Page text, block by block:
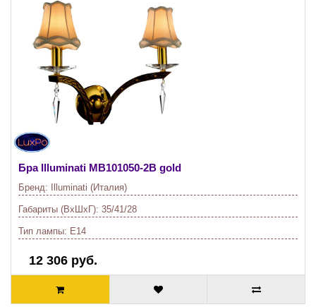
Бра Illuminati MB101050-2B gold
Бренд: Illuminati (Италия)
Габариты (ВхШхГ): 35/41/28
Тип лампы: E14
12 306 руб.